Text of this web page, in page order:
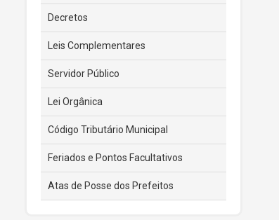
Decretos
Leis Complementares
Servidor Público
Lei Orgânica
Código Tributário Municipal
Feriados e Pontos Facultativos
Atas de Posse dos Prefeitos